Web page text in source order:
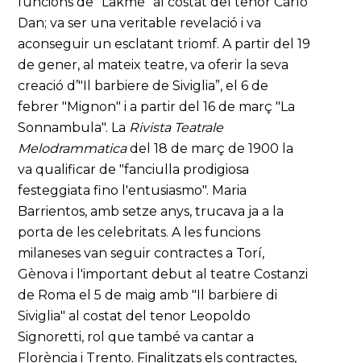
Dan; va ser una veritable revelació i va
aconseguir un esclatant triomf. A partir del 19
de gener, al mateix teatre, va oferir la seva
creació d’"Il barbiere de Siviglia”, el 6 de
febrer "Mignon" i a partir del 16 de març "La
Sonnambula". La Rivista Teatrale
Melodrammaticadel 18 de març de 1900 la
va qualificar de "fanciulla prodigiosa
festeggiata fino l'entusiasmo". Maria
Barrientos, amb setze anys, trucava ja a la
porta de les celebritats. A les funcions
milaneses van seguir contractes a Torí,
Gènova i l'important debut al teatre Costanzi
de Roma el 5 de maig amb "Il barbiere di
Siviglia" al costat del tenor Leopoldo
Signoretti, rol que també va cantar a
Florència i Trento. Finalitzats els contractes,